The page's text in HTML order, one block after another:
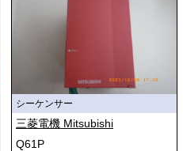
シーケンサー
三菱電機 Mitsubishi
Q61P